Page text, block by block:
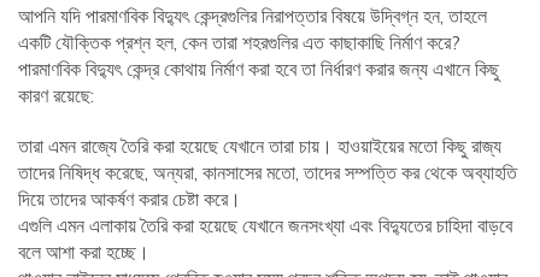
আপনি যদি পারমাণবিক বিদ্যুৎ কেন্দ্রগুলির নিরাপত্তার বিষয়ে উদ্বিগ্ন হন, তাহলে
একটি যৌক্তিক প্রশ্ন হল, কেন তারা শহরগুলির এত কাছাকাছি নির্মাণ করে?
পারমাণবিক বিদ্যুৎ কেন্দ্র কোথায় নির্মাণ করা হবে তা নির্ধারণ করার জন্য এখানে কিছু
কারণ রয়েছে:
তারা এমন রাজ্যে তৈরি করা হয়েছে যেখানে তারা চায়। হাওয়াইয়ের মতো কিছু রাজ্য
তাদের নিষিদ্ধ করেছে, অন্যরা, কানসাসের মতো, তাদের সম্পত্তি কর থেকে অব্যাহতি
দিয়ে তাদের আকর্ষণ করার চেষ্টা করে।
এগুলি এমন এলাকায় তৈরি করা হয়েছে যেখানে জনসংখ্যা এবং বিদ্যুতের চাহিদা বাড়বে
বলে আশা করা হচ্ছে।